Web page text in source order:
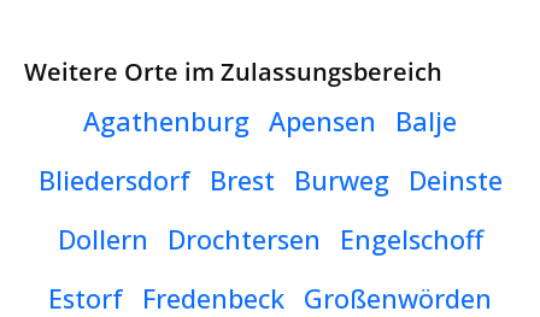
Weitere Orte im Zulassungsbereich
Agathenburg Apensen
Balje
Bliedersdorf
Brest Burweg
Deinste
Dollern
Drochtersen
Engelschoff
Estorf
Fredenbeck Großenwörden